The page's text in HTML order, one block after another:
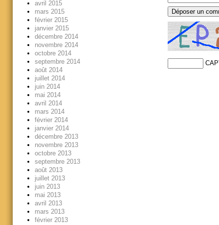
avril 2015
mars 2015
février 2015
janvier 2015
décembre 2014
novembre 2014
octobre 2014
septembre 2014
août 2014
juillet 2014
juin 2014
mai 2014
avril 2014
mars 2014
février 2014
janvier 2014
décembre 2013
novembre 2013
octobre 2013
septembre 2013
août 2013
juillet 2013
juin 2013
mai 2013
avril 2013
mars 2013
février 2013